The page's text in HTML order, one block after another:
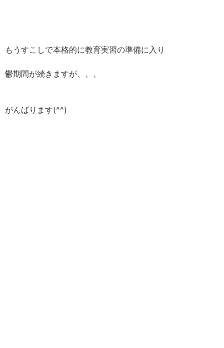
もうすこしで本格的に教育実習の準備に入り
鬱期間が続きますが、、、
がんばります(^^)